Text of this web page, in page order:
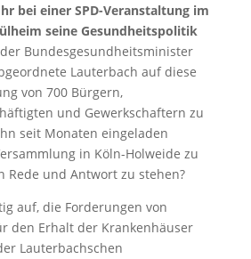
bei einer SPD-Veranstaltung im
seine Gesundheitspolitik
Bundesgesundheitsminister
Lauterbach auf diese
von 700 Bürgern,
und Gewerkschaftern zu
seit Monaten eingeladen
in Köln-Holweide zu
Rede und Antwort zu stehen?
auf, die Forderungen von
den Erhalt der Krankenhäuser
Lauterbachschen